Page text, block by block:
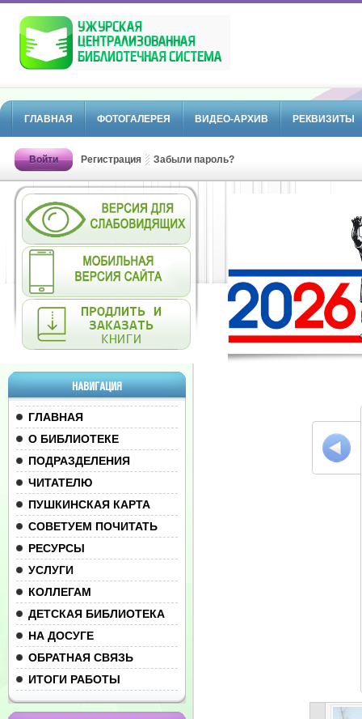
ГЛАВНАЯ ФОТОГАЛЕРЕЯ ВИДЕО-АРХИВ РЕКВИЗИТЫ
Войти Регистрация Забыли пароль?
НАВИГАЦИЯ
ГЛАВНАЯ
О БИБЛИОТЕКЕ
ПОДРАЗДЕЛЕНИЯ
ЧИТАТЕЛЮ
ПУШКИНСКАЯ КАРТА
СОВЕТУЕМ ПОЧИТАТЬ
РЕСУРСЫ
УСЛУГИ
КОЛЛЕГАМ
ДЕТСКАЯ БИБЛИОТЕКА
НА ДОСУГЕ
ОБРАТНАЯ СВЯЗЬ
ИТОГИ РАБОТЫ